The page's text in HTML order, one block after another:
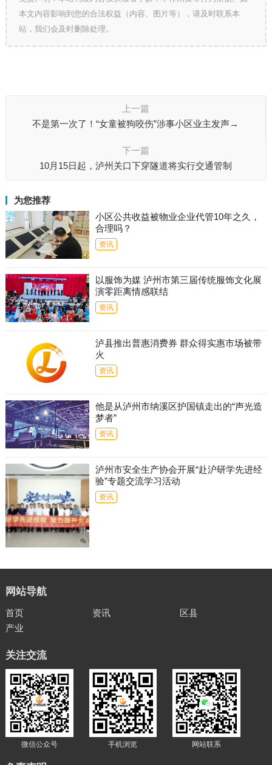
本文内容影响到您的合法权益（内容、图片等），请及时联系本
站，我们会及时删除处理。
上一篇
不是第一次了！“女童被狗咬伤”涉事小区业主发声→
下一篇
10月15日起，泸州关口下穿隧道将实行交通管制
为您推荐
小区公共收益被物业企业代管10年之久，
合理吗？
资讯
以服饰为媒 泸州市第三届传统服饰文化展
演零距离情感联结
资讯
泸县推出普惠消费券 群众得实惠市场被带
火
资讯
他是从泸州市纳溪区护国镇走出的“声光造
梦者”
资讯
泸州市安全生产协会开展“赴沪研学先进经
验”专题交流学习活动
资讯
网站导航
首页 资讯
区县
产业
关注交流
微信公众号 手机浏览 网站联系